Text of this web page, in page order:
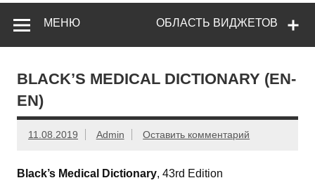
ОБЛАСТЬ ВИДЖЕТОВ
МЕНЮ
BLACK’S MEDICAL DICTIONARY (EN-
EN)
11.08.2019 Admin Оставить комментарий
Black’s Medical Dictionary, 43rd Edition